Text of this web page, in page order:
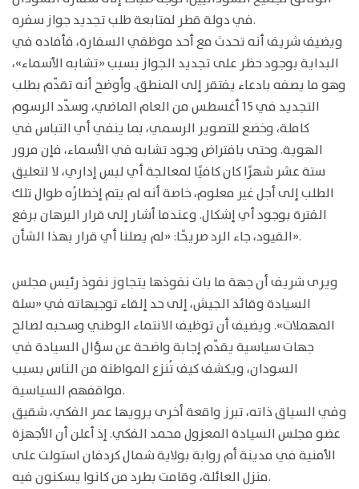
في دولة قطر لمتابعة طلب تجديد جواز سفره.
ويضيف شريف أنه تحدث مع أحد موظفي السفارة، فأفاده في
البداية بوجود حظر على تجديد الجواز بسبب «تشابه الأسماء»،
وهو ما يصفه بادعاء يفتقر إلى المنطق. وأوضح أنه تقدّم بطلب
التجديد في 15 أغسطس من العام الماضي، وسدّد الرسوم
كاملة، وخضع للتصوير الرسمي، بما ينفي أي التباس في
الهوية. وحتى بافتراض وجود تشابه في الأسماء، فإن مرور
ستة عشر شهرًا كان كافيًا لمعالجة أي لبس إداري، لا لتعليق
الطلب إلى أجل غير معلوم، خاصة أنه لم يتم إخطارُه طوال تلك
الفترة بوجود أي إشكال. وعندما أشار إلى قرار البرهان برفع
القيود، جاء الرد صريحًا: «لم يصلنا أي قرار بهذا الشأن».
ويرى شريف أن جهة ما بات نفوذها يتجاوز نفوذ رئيس مجلس
السيادة وقائد الجيش، إلى حد إلقاء توجيهاته في «سلة
المهملات». ويضيف أن توظيف الانتماء الوطني وسحبه لصالح
جهات سياسية يقدّم إجابة واضحة عن سؤال السيادة في
السودان، ويكشف كيف تُنزع المواطنة من الناس بسبب
مواقفهم السياسية.
وفي السياق ذاته، تبرز واقعة أخرى يرويها عمر الفكي، شقيق
عضو مجلس السيادة المعزول محمد الفكي. إذ أعلن أن الأجهزة
الأمنية في مدينة أم روابة بولاية شمال كردفان استولت على
منزل العائلة، وقامت بطرد من كانوا يسكنون فيه.